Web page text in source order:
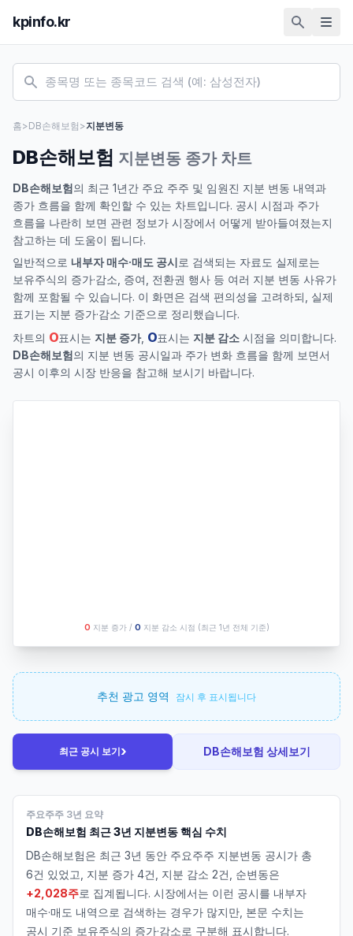
kpinfo.kr
홈>DB손해보험 >지분변동
DB손해보험 지분변동 종가 차트
DB손해보험의 최근 1년간 주요 주주 및 임원진 지분 변동 내역과
종가 흐름을 함께 확인할 수 있는 차트입니다. 공시 시점과 주가
흐름을 나란히 보면 관련 정보가 시장에서 어떻게 받아들여졌는지
참고하는 데 도움이 됩니다.
일반적으로 내부자 매수·매도 공시로 검색되는 자료도 실제로는
보유주식의 증가·감소, 증여, 전환권 행사 등 여러 지분 변동 사유가
함께 포함될 수 있습니다. 이 화면은 검색 편의성을 고려하되, 실제
표기는 지분 증가·감소 기준으로 정리했습니다.
차트의 O표시는 지분 증가, O표시는 지분 감소 시점을 의미합니다.
DB손해보험의 지분 변동 공시일과 주가 변화 흐름을 함께 보면서
공시 이후의 시장 반응을 참고해 보시기 바랍니다.
O 지분 증가 / O 지분 감소 시점 (최근 1년 전체 기준)
추천 광고 영역 잠시 후 표시됩니다
최근 공시 보기› DB손해보험 상세보기
주요주주 3년 요약
DB손해보험 최근 3년 지분변동 핵심 수치
DB손해보험은 최근 3년 동안 주요주주 지분변동 공시가 총
6건 있었고, 지분 증가 4건, 지분 감소 2건, 순변동은
+2,028주로 집계됩니다. 시장에서는 이런 공시를 내부자
매수·매도 내역으로 검색하는 경우가 많지만, 본문 수치는
공시 기준 보유주식의 증가·감소로 구분해 표시합니다.